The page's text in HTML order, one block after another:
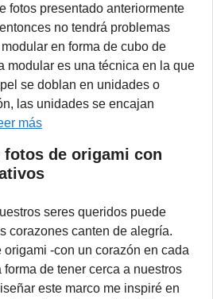
fotos presentado anteriormente
no tendrá problemas
en forma de cubo de
modular es una técnica en la que
se doblan en unidades o
las unidades se encajan
más
fotos de origami con
seres queridos puede
corazones canten de alegría.
origami -con un corazón en cada
de tener cerca a nuestros
este marco me inspiré en